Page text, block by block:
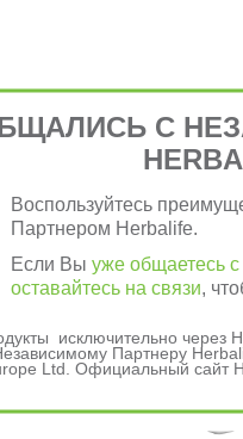
С
Воспользуйтесь
Партнером Herbalife.
Если Вы уже общаетесь
оставайтесь на связи,
исключительно через
Партнеру
Ltd. Официальный сайт